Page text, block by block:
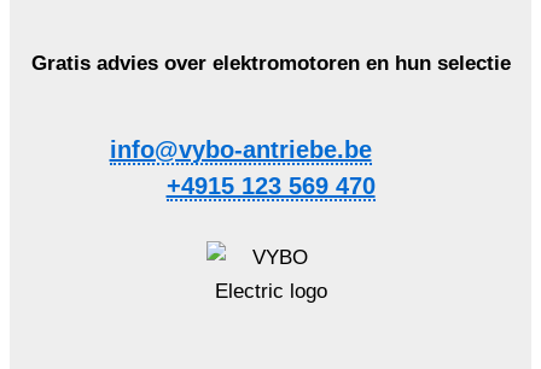
Gratis advies over elektromotoren en hun selectie
info@vybo-antriebe.be
+4915 123 569 470